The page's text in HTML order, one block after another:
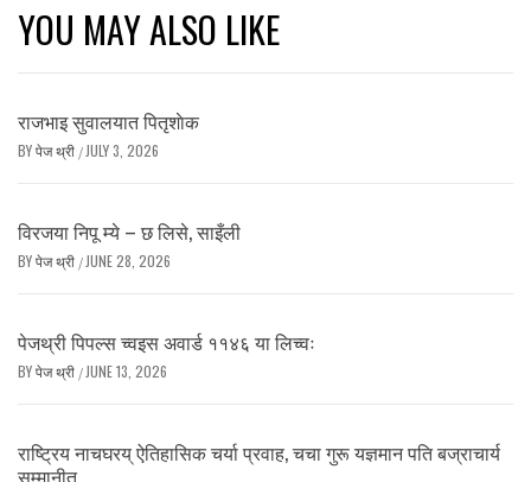
YOU MAY ALSO LIKE
राजभाइ सुवालयात पितृशाेक
BYपेज थ्री / JULY 3, 2026
विरजया निपू म्ये – छ लिसे, साइँली
BYपेज थ्री / JUNE 28, 2026
पेजथ्री पिपल्स च्वइस अवार्ड ११४६ या लिच्वः
BYपेज थ्री / JUNE 13, 2026
राष्ट्रिय नाचघरय् ऐतिहासिक चर्या प्रवाह, चचा गुरू यज्ञमान पति बज्राचार्य
सम्मानीत